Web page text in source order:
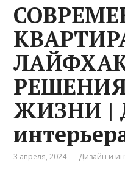
ЖИЗНИ |
3 апреля, 2024 Дизайн и